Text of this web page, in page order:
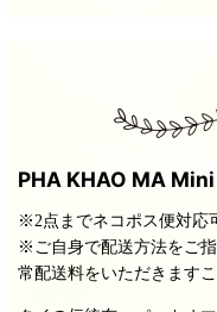
PHA KHAO MA
※2点までネコポス便対応
※ご自身で配送方法をご
常配送料をいただきます